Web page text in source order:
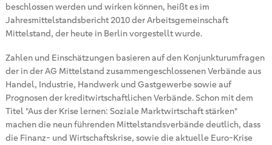
beschlossen werden und wirken können, heißt es im
Jahresmittelstandsbericht 2010 der Arbeitsgemeinschaft
Mittelstand, der heute in Berlin vorgestellt wurde.
Zahlen und Einschätzungen basieren auf den Konjunkturumfragen
der in der AG Mittelstand zusammengeschlossenen Verbände aus
Handel, Industrie, Handwerk und Gastgewerbe sowie auf
Prognosen der kreditwirtschaftlichen Verbände. Schon mit dem
Titel "Aus der Krise lernen: Soziale Marktwirtschaft stärken"
machen die neun führenden Mittelstandsverbände deutlich, dass
die Finanz- und Wirtschaftskrise, sowie die aktuelle Euro-Krise